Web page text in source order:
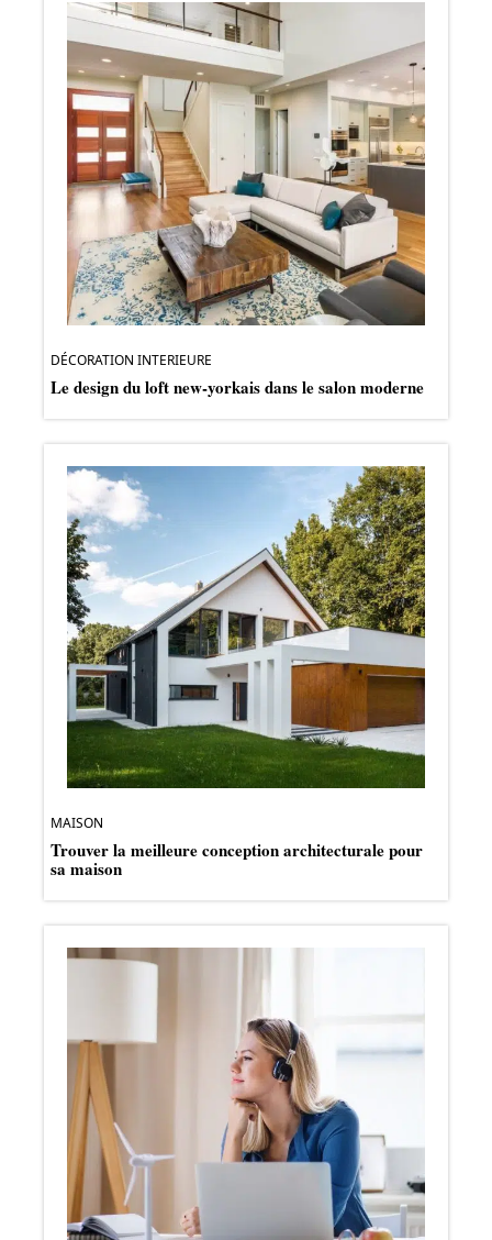
DÉCORATION INTERIEURE
Le design du loft new-yorkais dans le salon moderne
MAISON
Trouver la meilleure conception architecturale pour
sa maison